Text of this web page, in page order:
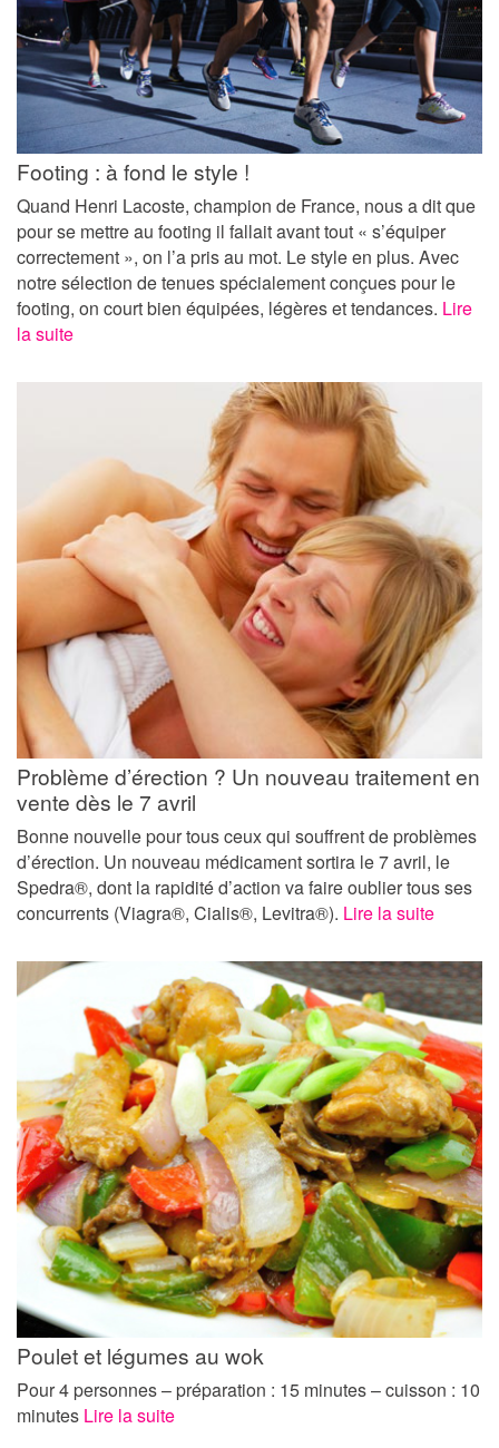
Footing : à fond le style !
Quand Henri Lacoste, champion de France, nous a dit que
pour se mettre au footing il fallait avant tout « s’équiper
correctement », on l’a pris au mot. Le style en plus. Avec
notre sélection de tenues spécialement conçues pour le
footing, on court bien équipées, légères et tendances. Lire
la suite
Problème d’érection ? Un nouveau traitement en
vente dès le 7 avril
Bonne nouvelle pour tous ceux qui souffrent de problèmes
d’érection. Un nouveau médicament sortira le 7 avril, le
Spedra®, dont la rapidité d’action va faire oublier tous ses
concurrents (Viagra®, Cialis®, Levitra®). Lire la suite
Poulet et légumes au wok
Pour 4 personnes – préparation : 15 minutes – cuisson : 10
minutes Lire la suite